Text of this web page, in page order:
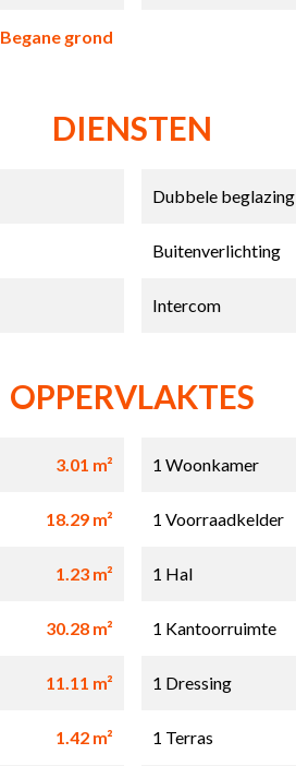
Begane grond
DIENSTEN
Dubbele beglazing
Buitenverlichting
Intercom
OPPERVLAKTES
3.01 m² 1 Woonkamer
18.29 m² 1 Voorraadkelder
1.23 m² 1 Hal
30.28 m² 1 Kantoorruimte
11.11 m² 1 Dressing
1.42 m² 1 Terras